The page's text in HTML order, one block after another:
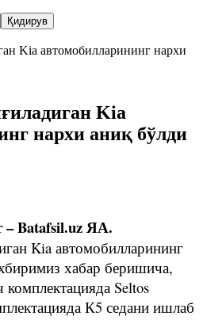
Kia
нархи аниқ бўлди
– Batafsil.uz ЯА.
Kia автомобилларининг
хабар беришича,
Seltos
К5 седани ишлаб